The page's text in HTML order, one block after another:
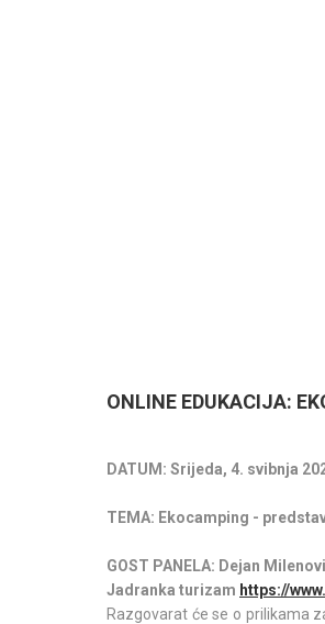
ONLINE EDUKACIJA:
DATUM: Srijeda, 4. svibnja
TEMA: Ekocamping -
GOST PANELA: Dejan
Jadranka turizam https://
Razgovarat će se o prilikama